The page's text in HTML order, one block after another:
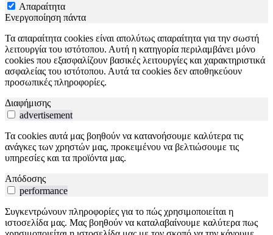
Απαραίτητα
Ενεργοποίηση πάντα
Τα απαραίτητα cookies είναι απολύτως απαραίτητα για την σωστή
λειτουργία του ιστότοπου. Αυτή η κατηγορία περιλαμβάνει μόνο
cookies που εξασφαλίζουν βασικές λειτουργίες και χαρακτηριστικά
ασφαλείας του ιστότοπου. Αυτά τα cookies δεν αποθηκεύουν
προσωπικές πληροφορίες.
Διαφήμισης
advertisement
Τα cookies αυτά μας βοηθούν να κατανοήσουμε καλύτερα τις
ανάγκες των χρηστών μας, προκειμένου να βελτιώσουμε τις
υπηρεσίες και τα προϊόντα μας.
Απόδοσης
performance
Συγκεντρώνουν πληροφορίες για το πώς χρησιμοποιείται η
ιστοσελίδα μας. Μας βοηθούν να καταλαβαίνουμε καλύτερα πως